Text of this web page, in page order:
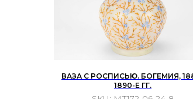
ВАЗА С РОСПИСЬЮ. БОГЕМИЯ,
1890-Е ГГ.